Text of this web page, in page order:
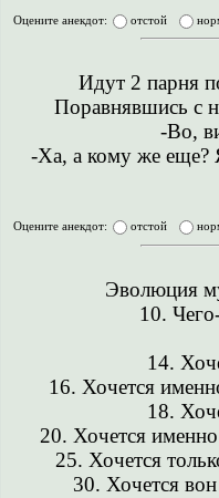
Оцените анекдот: отстой
Идут 2 парня
Поравнявшись с
-Во,
-Ха, а кому же еще?
Оцените анекдот: отстой
Эволюция
10.
14.
16. Хочется
18.
20. Хочется
25. Хочется
30. Хочется